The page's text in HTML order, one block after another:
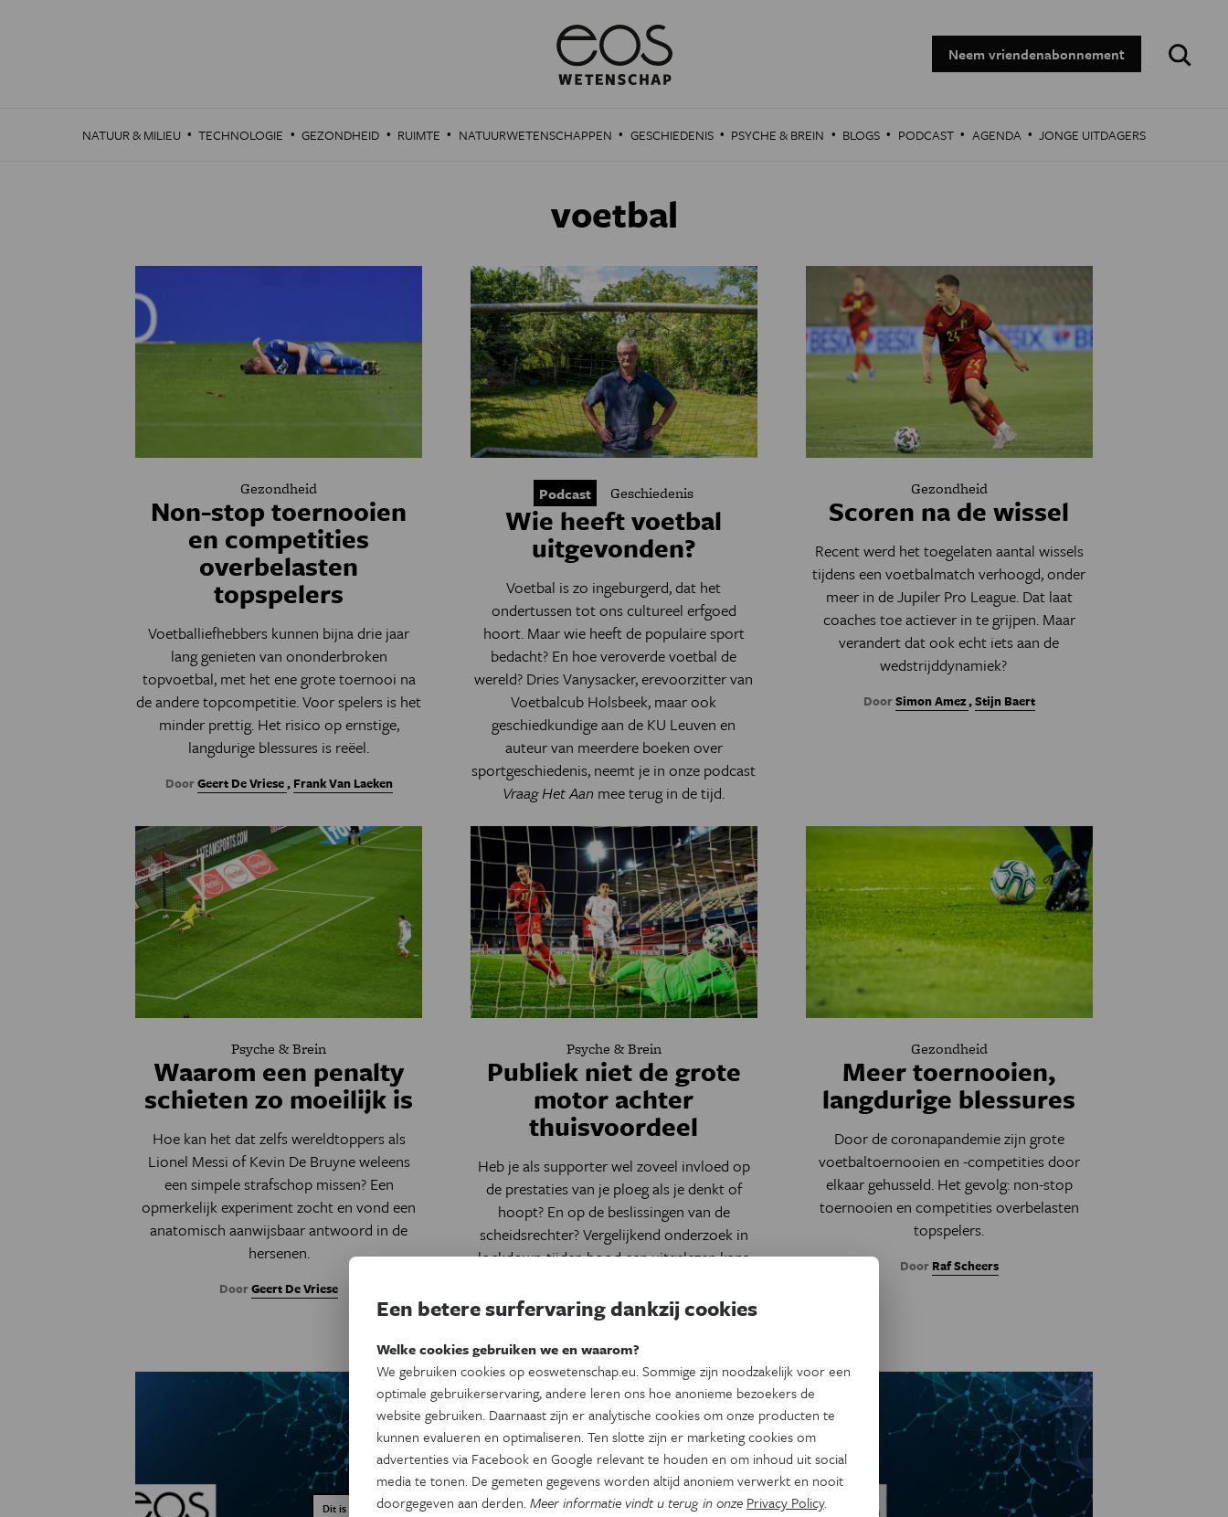
Neem vriendenabonnement
Zoeken:
NATUUR & MILIEU · TECHNOLOGIE · GEZONDHEID · RUIMTE · NATUURWETENSCHAPPEN · GESCHIEDENIS · PSYCHE & BREIN · BLOGS · PODCAST · AGENDA · JONGE UITDAGERS
voetbal
Gezondheid
Non-stop toernooien
en competities
overbelasten
topspelers
Voetballiefhebbers kunnen bijna drie jaar
lang genieten van ononderbroken
topvoetbal, met het ene grote toernooi na
de andere topcompetitie. Voor spelers is het
minder prettig. Het risico op ernstige,
langdurige blessures is reëel.
DoorGeert De Vriese, Frank Van Laeken
Podcast Geschiedenis
Wie heeft voetbal
uitgevonden?
Voetbal is zo ingeburgerd, dat het
ondertussen tot ons cultureel erfgoed
hoort. Maar wie heeft de populaire sport
bedacht? En hoe veroverde voetbal de
wereld? Dries Vanysacker,erevoorzitter van
Voetbalcub Holsbeek, maar ook
geschiedkundige aan de KU Leuven en
auteur van meerdere boeken over
sportgeschiedenis, neemt je in onze podcast
Vraag Het Aan mee terug in de tijd.
Gezondheid
Scoren na de wissel
Recent werd het toegelaten aantal wissels
tijdens een voetbalmatch verhoogd, onder
meer in de Jupiler Pro League. Dat laat
coaches toe actiever in te grijpen. Maar
verandert dat ook echt iets aan de
wedstrijddynamiek?
DoorSimon Amez,Stijn Baert
Psyche & Brein
Waarom een penalty
schieten zo moeilijk is
Hoe kan het dat zelfs wereldtoppers als
Lionel Messi of Kevin De Bruyne weleens
een simpele strafschop missen? Een
opmerkelijk experiment zocht en vond een
anatomisch aanwijsbaar antwoord in de
hersenen.
DoorGeert De Vriese
Psyche & Brein
Publiek niet de grote
motor achter
thuisvoordeel
Heb je als supporter wel zoveel invloed op
de prestaties van je ploeg als je denkt of
hoopt? En op de beslissingen van de
scheidsrechter? Vergelijkend onderzoek in
lockdown-tijden bood een uitgelezen kans
wetenschappelijke feiten.
Gezondheid
Meer toernooien,
langdurige blessures
Door de coronapandemie zijn grote
voetbaltoernooien en -competities door
elkaar gehusseld. Het gevolg: non-stop
toernooien en competities overbelasten
topspelers.
Door Raf Scheers
Dit is een artikel van:
Een betere surfervaring dankzij cookies
Welke cookies gebruiken we en waarom?
We gebruiken cookies op eoswetenschap.eu. Sommige zijn noodzakelijk voor een
optimale gebruikerservaring, andere leren ons hoe anonieme bezoekers de
website gebruiken. Daarnaast zijn er analytische cookies om onze producten te
kunnen evalueren en optimaliseren. Ten slotte zijn er marketing cookies om
advertenties via Facebook en Google relevant te houden en om inhoud uit social
media te tonen. De gemeten gegevens worden altijd anoniem verwerkt en nooit
doorgegeven aan derden.Meer informatie vindt u terug in onze Privacy Policy.